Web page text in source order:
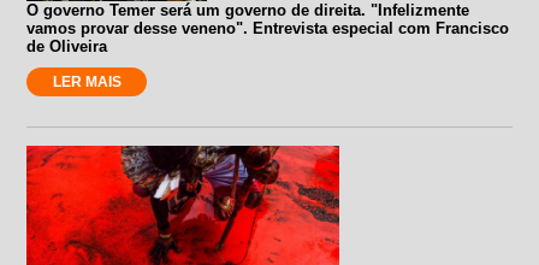
O governo Temer será um governo de direita. "Infelizmente
vamos provar desse veneno". Entrevista especial com Francisco
de Oliveira
LER MAIS